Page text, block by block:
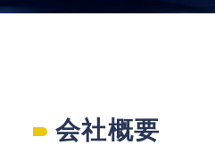
会社概要